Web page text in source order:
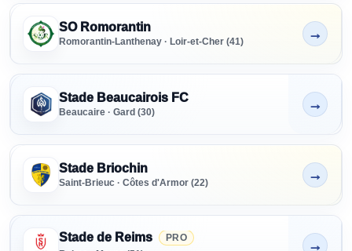
SO Romorantin
Romorantin-Lanthenay · Loir-et-Cher (41)
Non indiqué
→
Stade Beaucairois FC
Beaucaire · Gard (30)
Non indiqué
→
Stade Briochin
Saint-Brieuc · Côtes d'Armor (22)
Non indiqué
→
Stade de Reims
PRO
Non indiqué
→